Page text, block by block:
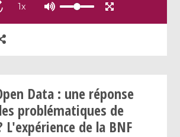
1x
Data : une réponse
problématiques de
L'expérience de la BNF